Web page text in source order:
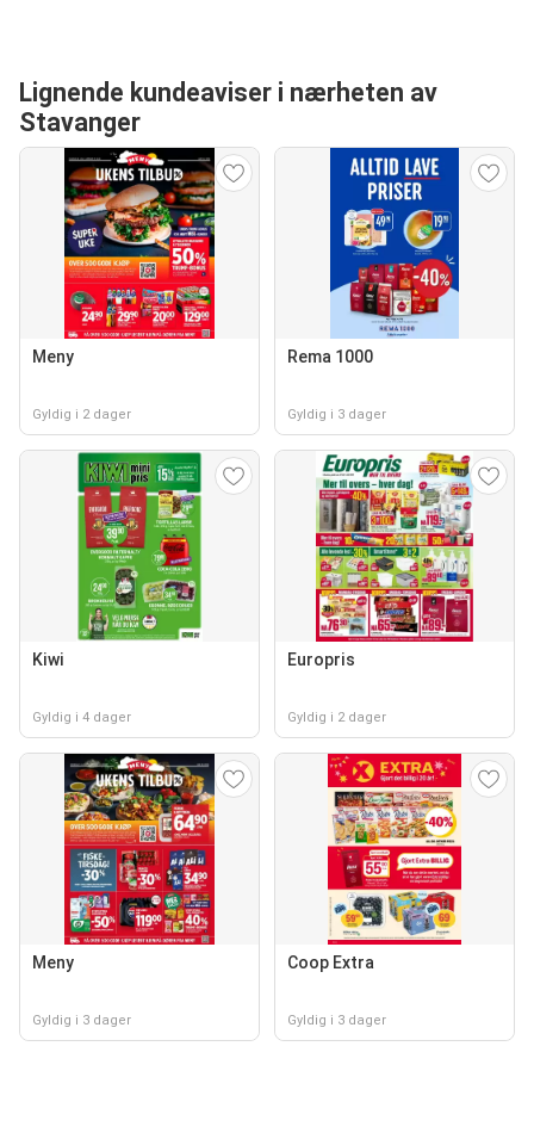
Lignende kundeaviser i nærheten av
Stavanger
Meny
Gyldig i 2 dager
Rema 1000
Gyldig i 3 dager
Kiwi
Gyldig i 4 dager
Europris
Gyldig i 2 dager
Meny
Gyldig i 3 dager
Coop Extra
Gyldig i 3 dager